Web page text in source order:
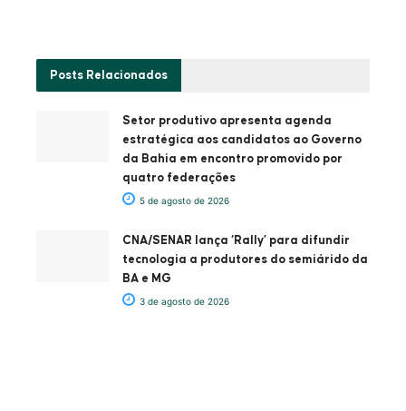
Posts Relacionados
Setor produtivo apresenta agenda
estratégica aos candidatos ao Governo
da Bahia em encontro promovido por
quatro federações
5 de agosto de 2026
CNA/SENAR lança ‘Rally’ para difundir
tecnologia a produtores do semiárido da
BA e MG
3 de agosto de 2026